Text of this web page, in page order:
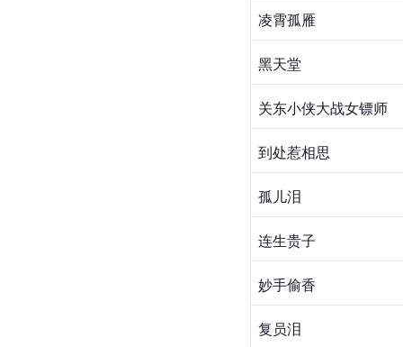
凌霄孤雁
黑天堂
关东小侠大战女镖师
到处惹相思
孤儿泪
连生贵子
妙手偷香
复员泪